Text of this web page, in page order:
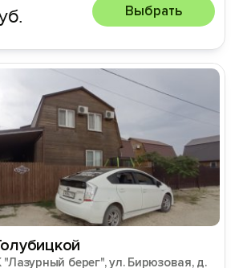
Выбрать
"Лазурный берег", ул. Бирюзовая, д.